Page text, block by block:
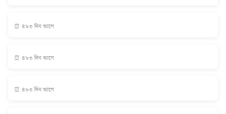
⏰ ৪৮৩ দিন আগে
⏰ ৪৮৩ দিন আগে
⏰ ৪৮৩ দিন আগে